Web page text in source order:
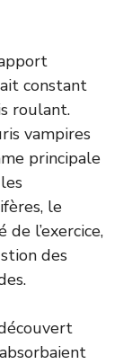
constant
roulant.
vampires
principale
le
l’exercice,
des